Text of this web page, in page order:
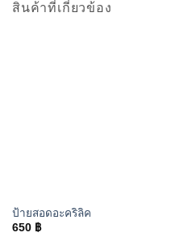
สินค้าที่เกี่ยวข้อง
ป้ายสอดอะคริลิค
650 ฿